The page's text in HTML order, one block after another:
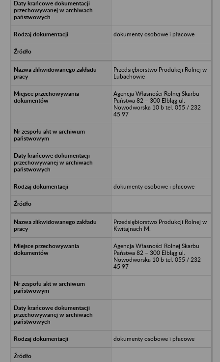
dokumenty osobowe i płacowe
Przedsiębiorstwo Produkcji Rolnej w
Lubachowie
Agencja Własności Rolnej Skarbu
Państwa 82 – 300 Elbląg ul.
Nowodworska 10 b tel. 055 / 232
45 97
dokumenty osobowe i płacowe
Przedsiębiorstwo Produkcji Rolnej w
Kwitajnach M.
Agencja Własności Rolnej Skarbu
Państwa 82 – 300 Elbląg ul.
Nowodworska 10 b tel. 055 / 232
45 97
dokumenty osobowe i płacowe